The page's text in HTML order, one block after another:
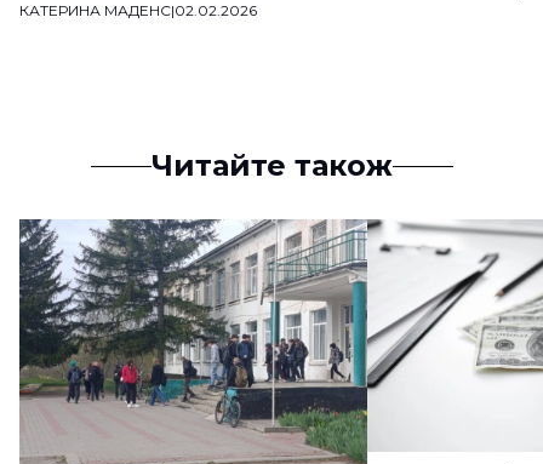
КАТЕРИНА МАДЕНС|02.02.2026
Читайте також